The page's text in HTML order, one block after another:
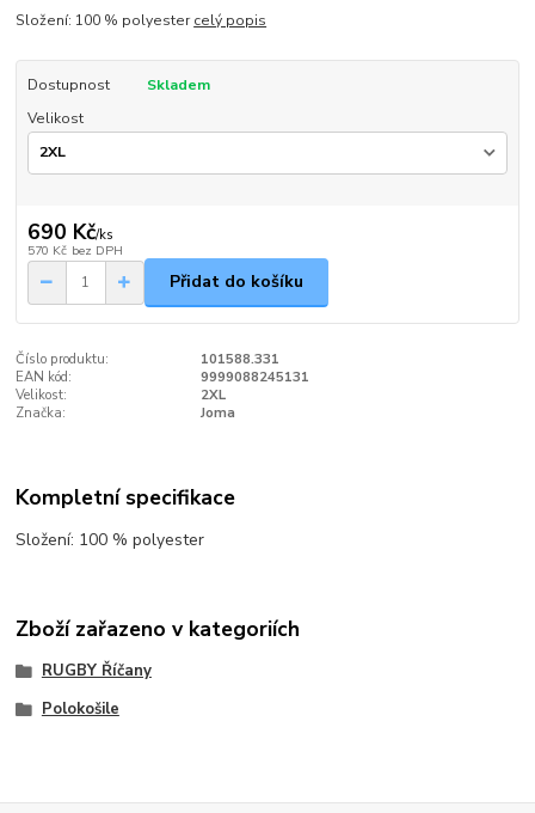
Složení: 100 % polyestercelý popis
Dostupnost
Skladem
Velikost
690 Kč/ks
570 Kč bez DPH
Přidat do košíku
Číslo produktu:
101588.331
EAN kód:
9999088245131
Velikost:
2XL
Značka:
Joma
Kompletní specifikace
Složení: 100 % polyester
Zboží zařazeno v kategoriích
RUGBY Říčany
Polokošile